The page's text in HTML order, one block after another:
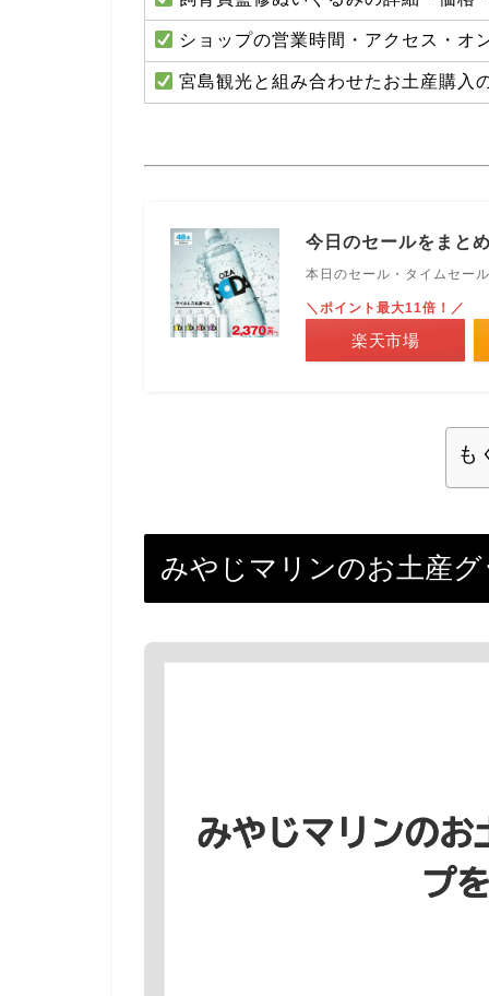
ショップの営業時間・アクセス・オ
宮島観光と組み合わせたお土産購入
今日のセールをまと
本日のセール・タイムセー
＼ポイント最大11倍！／
楽天市場
も
みやじマリンのお土産